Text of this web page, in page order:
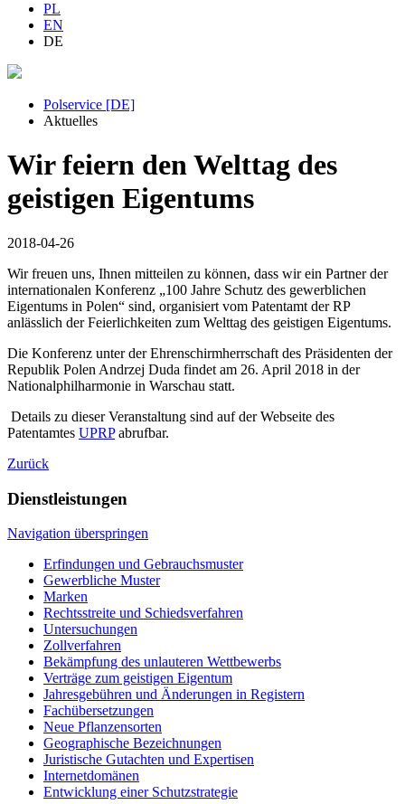
PL
EN
DE
Polservice [DE]
Aktuelles
Wir feiern den Welttag des
geistigen Eigentums
2018-04-26
Wir freuen uns, Ihnen mitteilen zu können, dass wir ein Partner der
internationalen Konferenz „100 Jahre Schutz des gewerblichen
Eigentums in Polen“ sind, organisiert vom Patentamt der RP
anlässlich der Feierlichkeiten zum Welttag des geistigen Eigentums.
Die Konferenz unter der Ehrenschirmherrschaft des Präsidenten der
Republik Polen Andrzej Duda findet am 26. April 2018 in der
Nationalphilharmonie in Warschau statt.
Details zu dieser Veranstaltung sind auf der Webseite des
Patentamtes UPRPabrufbar.
Zurück
Dienstleistungen
Navigation überspringen
Erfindungen und Gebrauchsmuster
Gewerbliche Muster
Marken
Rechtsstreite und Schiedsverfahren
Untersuchungen
Zollverfahren
Bekämpfung des unlauteren Wettbewerbs
Verträge zum geistigen Eigentum
Jahresgebühren und Änderungen in Registern
Fachübersetzungen
Neue Pflanzensorten
Geographische Bezeichnungen
Juristische Gutachten und Expertisen
Internetdomänen
Entwicklung einer Schutzstrategie